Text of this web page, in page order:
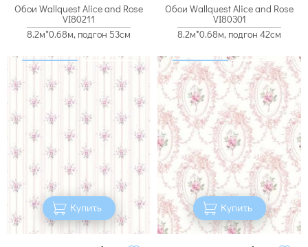
Обои Wallquest Alice and Rose
VI80211
8.2м*0.68м, подгон 53см
Купить
Обои Wallquest Alice and Rose
VI80301
8.2м*0.68м, подгон 42см
Купить